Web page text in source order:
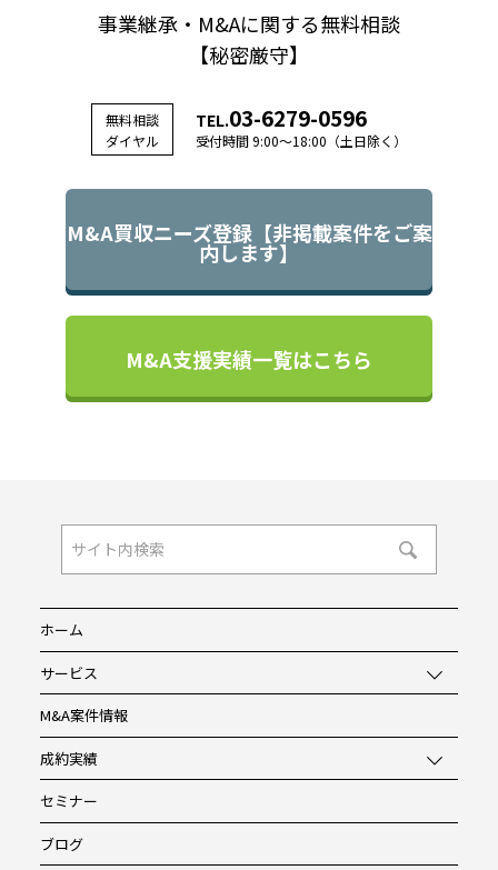
事業継承・M&Aに関する無料相談
【秘密厳守】
無料相談
ダイヤル
TEL.03-6279-0596
受付時間 9:00～18:00（土日除く）
M&A買収ニーズ登録【非掲載案件をご案
内します】
M&A支援実績一覧はこちら
ホーム
サービス
M&A案件情報
成約実績
セミナー
ブログ